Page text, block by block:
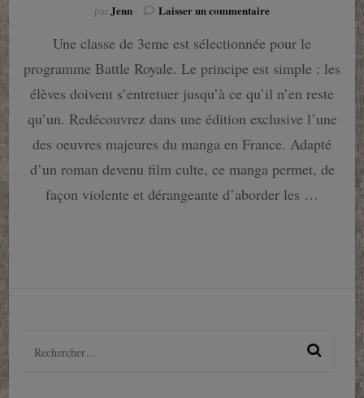
par Jenn Laisser un commentairesur
Royale
édition
:
bijou
Une classe de 3eme est sélectionnée pour le
programme Battle Royale. Le principe est simple : les
élèves doivent s’entretuer jusqu’à ce qu’il n’en reste
qu’un. Redécouvrez dans une édition exclusive l’une
des oeuvres majeures du manga en France. Adapté
d’un roman devenu film culte, ce manga permet, de
façon violente et dérangeante d’aborder les …
Rechercher :